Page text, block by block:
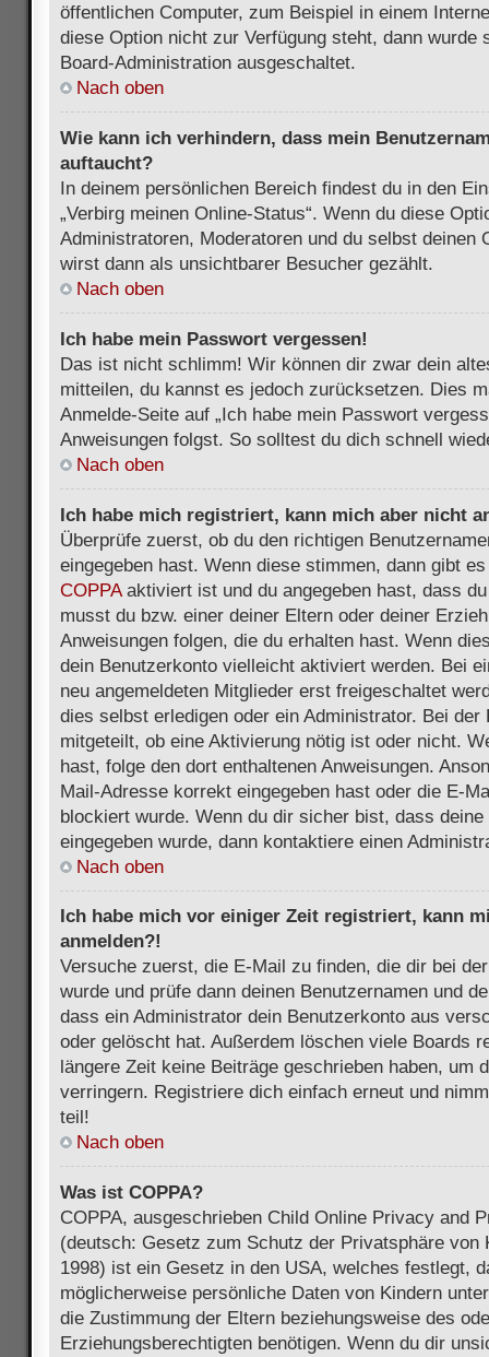
öffentlichen Computer, zum Beispiel in einem
diese Option nicht zur Verfügung steht, dann wurde
Board-Administration ausgeschaltet.
Nach oben
Wie kann ich verhindern, dass mein
auftaucht?
In deinem persönlichen Bereich findest du in den
„Verbirg meinen Online-Status“. Wenn du diese
Administratoren, Moderatoren und du selbst deinen
wirst dann als unsichtbarer Besucher gezählt.
Nach oben
Ich habe mein Passwort vergessen!
Das ist nicht schlimm! Wir können dir zwar dein
mitteilen, du kannst es jedoch zurücksetzen. Dies
Anmelde-Seite auf „Ich habe mein Passwort
Anweisungen folgst. So solltest du dich schnell
Nach oben
Ich habe mich registriert, kann mich aber nicht
Überprüfe zuerst, ob du den richtigen
eingegeben hast. Wenn diese stimmen, dann gibt
COPPAaktiviert ist und du angegeben hast, dass
musst du bzw. einer deiner Eltern oder deiner
Anweisungen folgen, die du erhalten hast. Wenn
dein Benutzerkonto vielleicht aktiviert werden. Bei
neu angemeldeten Mitglieder erst freigeschaltet
dies selbst erledigen oder ein Administrator. Bei der
mitgeteilt, ob eine Aktivierung nötig ist oder nicht.
hast, folge den dort enthaltenen Anweisungen.
Mail-Adresse korrekt eingegeben hast oder die E-
blockiert wurde. Wenn du dir sicher bist, dass
eingegeben wurde, dann kontaktiere einen
Nach oben
Ich habe mich vor einiger Zeit registriert, kann
anmelden?!
Versuche zuerst, die E-Mail zu finden, die dir bei
wurde und prüfe dann deinen Benutzernamen und
dass ein Administrator dein Benutzerkonto aus
oder gelöscht hat. Außerdem löschen viele Boards
längere Zeit keine Beiträge geschrieben haben, um
verringern. Registriere dich einfach erneut und
teil!
Nach oben
Was ist COPPA?
COPPA, ausgeschrieben Child Online Privacy and
(deutsch: Gesetz zum Schutz der Privatsphäre von
1998) ist ein Gesetz in den USA, welches festlegt,
möglicherweise persönliche Daten von Kindern
die Zustimmung der Eltern beziehungsweise des
Erziehungsberechtigten benötigen. Wenn du dir